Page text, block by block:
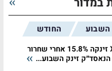
השבוע החודש
ספייס X זינקה 15.8% אחרי שחרור
הנאסד״ק זינק השבוע...